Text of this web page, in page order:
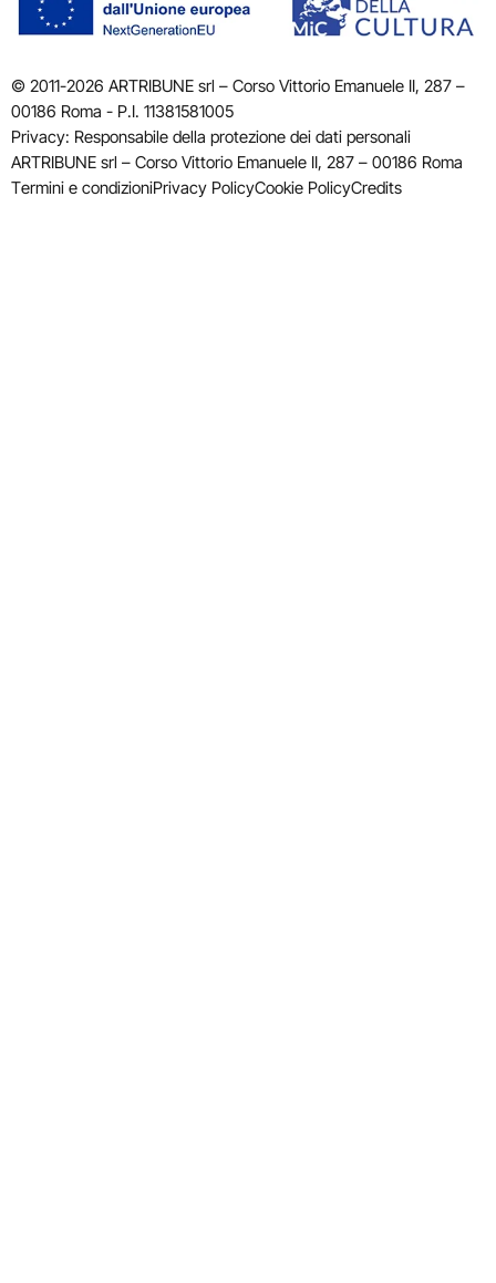
© 2011-2026 ARTRIBUNE srl – Corso Vittorio Emanuele II, 287 –
00186 Roma - P.I. 11381581005
Privacy: Responsabile della protezione dei dati personali
ARTRIBUNE srl – Corso Vittorio Emanuele II, 287 – 00186 Roma
Termini e condizioniPrivacy PolicyCookie PolicyCredits